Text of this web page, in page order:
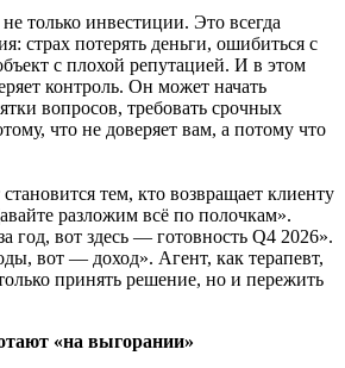
только инвестиции. Это всегда
страх потерять деньги, ошибиться с
с плохой репутацией. И в этом
контроль. Он может начать
вопросов, требовать срочных
что не доверяет вам, а потому что
тем, кто возвращает клиенту
разложим всё по полочкам».
год, вот здесь — готовность Q4 2026».
вот — доход». Агент, как терапевт,
принять решение, но и пережить
«на выгорании»